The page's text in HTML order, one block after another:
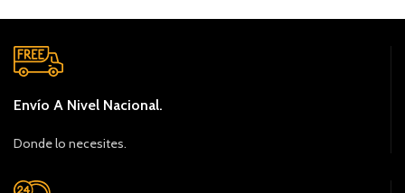
Envío A Nivel Nacional.
Donde lo necesites.